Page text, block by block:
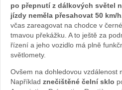
po přepnutí z dálkových světel
jízdy neměla přesahovat 50 km/
včas zareagovat na chodce v
tmavou překážku. A to ještě za
řízení a jeho vozidlo má plně
světlomety.
Ovšem na dohledovou vzdálenost
Například znečištěné čelní sklo